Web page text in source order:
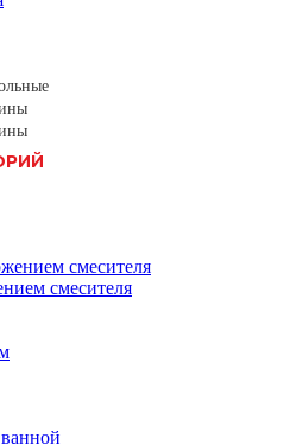
смесителя